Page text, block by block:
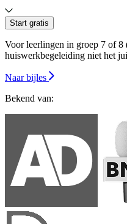
Start gratis
Voor leerlingen in groep 7 of 8
huiswerkbegeleiding niet het
Naar bijles
Bekend van: